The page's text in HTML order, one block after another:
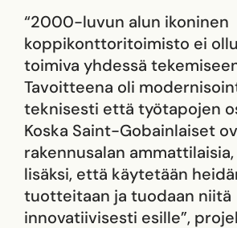
“2000-luvun alun ikoninen
koppikonttoritoimisto ei
toimiva yhdessä
Tavoitteena oli
teknisesti että työtapojen
Koska Saint-Gobainlaiset
rakennusalan
lisäksi, että käytetään
tuotteitaan ja tuodaan niitä
innovatiivisesti esille”,